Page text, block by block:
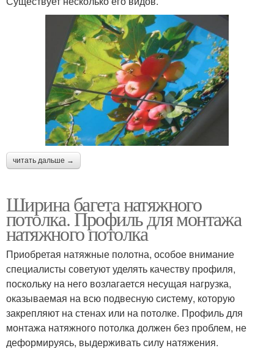
читать дальше →
Ширина багета натяжного
потолка. Профиль для монтажа
натяжного потолка
Приобретая натяжные полотна, особое внимание
специалисты советуют уделять качеству профиля,
поскольку на него возлагается несущая нагрузка,
оказываемая на всю подвесную систему, которую
закрепляют на стенах или на потолке. Профиль для
монтажа натяжного потолка должен без проблем, не
деформируясь, выдерживать силу натяжения.